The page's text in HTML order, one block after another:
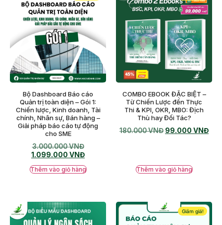
Bộ Dashboard Báo cáo
Quản trị toàn diện – Gói 1:
Chiến lược, Kinh doanh, Tài
chính, Nhân sự, Bán hàng –
Giải pháp báo cáo tự động
cho SME
3.000.000VNĐ
1.099.000 VNĐ
Thêm vào giỏ hàng
COMBO EBOOK ĐẶC BIỆT –
Từ Chiến Lược đến Thực
Thi & KPI, OKR, MBO: Địch
Thù hay Đối Tác?
180.000VNĐ 99.000 VNĐ
Thêm vào giỏ hàng
Giảm giá!